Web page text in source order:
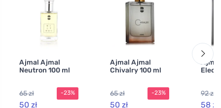
Ajmal Ajmal
Neutron 100 ml
65 zł
50 zł
-23%
Ajmal Ajmal
Chivalry 100 ml
65 zł
50 zł
-23% 92 zł
58 zł